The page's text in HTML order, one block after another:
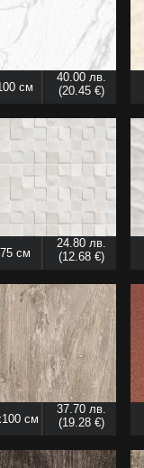
см
40.00 лв.
(20.45 €)
см
24.80 лв.
(12.68 €)
см
37.70 лв.
(19.28 €)